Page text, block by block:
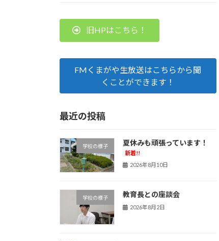
旧HPはこちら！
FMくまがや生放送はこちらから聞
くことができます！
最近の投稿
学校の様子 夏休みも頑張っています！
新着!!
2026年8月10日
学校の様子 教育長との座談会
2026年8月2日